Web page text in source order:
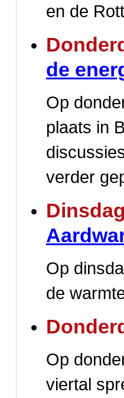
en de
de
Op
plaats in
verder
Op
de
Op
viertal